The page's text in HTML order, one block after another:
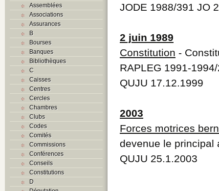
Assemblées
Associations
Assurances
B
Bourses
Banques
Bibliothèques
C
Caisses
Centres
Cercles
Chambres
Clubs
Codes
Comités
Commissions
Conférences
Conseils
Constitutions
D
JODE 1988/391 JO
2 juin 1989
Constitution -
RAPLEG 1991-
QUJU 17.12.1999
2003
Forces motrices
devenue le principal
QUJU 25.1.2003